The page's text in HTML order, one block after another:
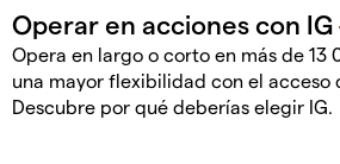
Opera en largo o corto en más de 13
una mayor flexibilidad con el acceso
Descubre por qué deberías elegir IG.